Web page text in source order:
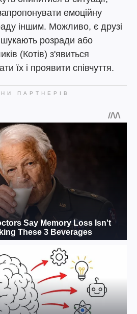
емоційну
іншим. Можливо, є друзі
шукають розради або
(Котів) з'явиться
їх і проявити співчуття.